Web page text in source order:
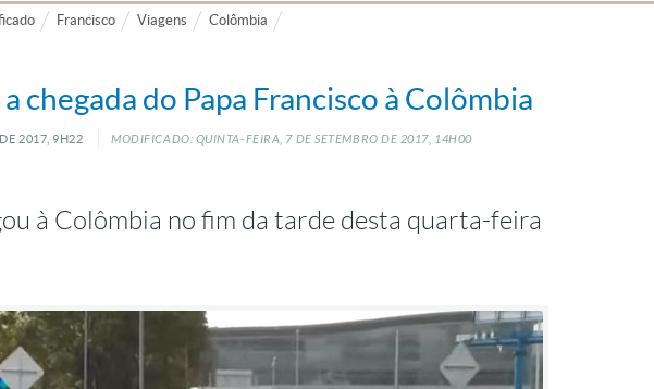
Francisco Viagens Colômbia
chegada do Papa Francisco à Colômbia
DE 2017, 9H22 MODIFICADO: QUINTA-FEIRA, 7 DESETEMBRO DE 2017, 14H00
à Colômbia no fim da tarde desta quarta-feira